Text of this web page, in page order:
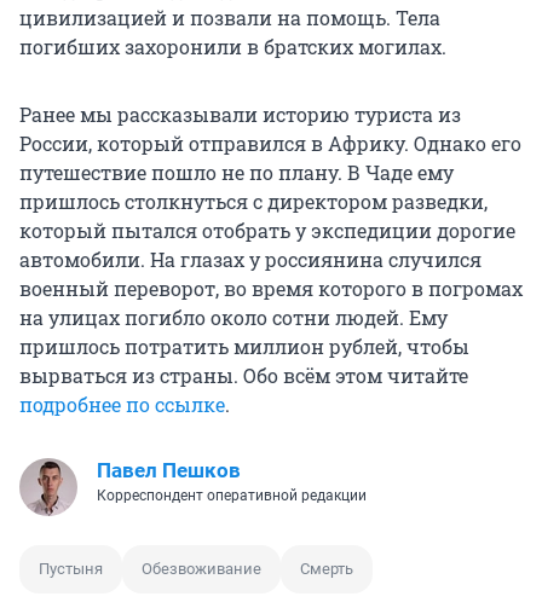
цивилизацией и позвали на помощь. Тела
погибших захоронили в братских могилах.
Ранее мы рассказывали историю туриста из
России, который отправился в Африку. Однако его
путешествие пошло не по плану. В Чаде ему
пришлось столкнуться с директором разведки,
который пытался отобрать у экспедиции дорогие
автомобили. На глазах у россиянина случился
военный переворот, во время которого в погромах
на улицах погибло около сотни людей. Ему
пришлось потратить миллион рублей, чтобы
вырваться из страны. Обо всём этом читайте
подробнее по ссылке.
Павел Пешков
Корреспондент оперативной редакции
Пустыня Обезвоживание Смерть